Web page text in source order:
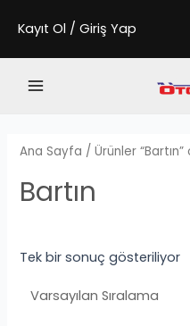
atlaKayıt Ol / Giriş Yap
Ana Sayfa / Ürünler
Bartın
Tek bir sonuç gösteriliyor